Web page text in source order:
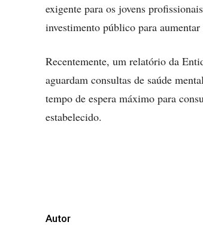
exigente para os jovens
investimento público para
Recentemente, um relatório da
aguardam consultas de saúde
tempo de espera máximo para
estabelecido.
Autor